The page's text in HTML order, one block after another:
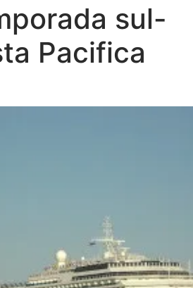
sul-
Pacifica